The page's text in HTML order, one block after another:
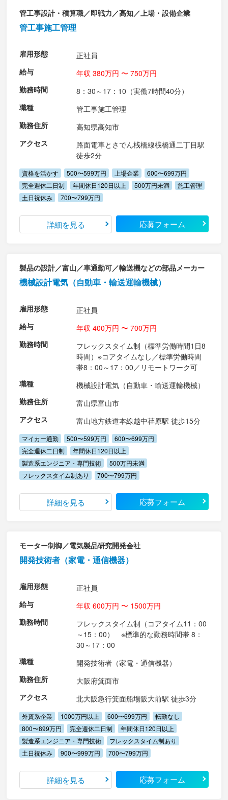
管工事設計・積算職／即戦力／高知／上場・設備企業
管工事施工管理
雇用形態
正社員
給与
年収 380万円 〜 750万円
勤務時間
8：30～17：10（実働7時間40分）
職種
管工事施工管理
勤務住所
高知県高知市
アクセス
路面電車とさでん桟橋線桟橋通二丁目駅
徒歩2分
資格を活かす 500〜599万円 上場企業
600〜699万円
完全週休二日制
年間休日120日以上 500万円未満
施工管理
土日祝休み
700〜799万円
詳細を見る 応募フォーム
製品の設計／富山／車通勤可／輸送機などの部品メーカー
機械設計電気（自動車・輸送運輸機械）
雇用形態
正社員
給与
年収 400万円 〜 700万円
勤務時間
フレックスタイム制（標準労働時間1日8
時間）※コアタイムなし／標準労働時間
帯8：00～17：00／リモートワーク可
職種
機械設計電気（自動車・輸送運輸機械）
勤務住所
富山県富山市
アクセス
富山地方鉄道本線越中荏原駅 徒歩15分
マイカー通勤 500〜599万円
600〜699万円
完全週休二日制
年間休日120日以上
製造系エンジニア・専門技術
500万円未満
フレックスタイム制あり
700〜799万円
詳細を見る 応募フォーム
モーター制御／電気製品研究開発会社
開発技術者（家電・通信機器）
雇用形態
正社員
給与
年収 600万円 〜 1500万円
勤務時間
フレックスタイム制（コアタイム11：00
～15：00） ※標準的な勤務時間帯 8：
30～17：00
職種
開発技術者（家電・通信機器）
勤務住所
大阪府箕面市
アクセス
北大阪急行箕面船場阪大前駅 徒歩3分
外資系企業 1000万円以上 600〜699万円
転勤なし
800〜899万円
完全週休二日制
年間休日120日以上
製造系エンジニア・専門技術
フレックスタイム制あり
土日祝休み
900〜999万円 700〜799万円
詳細を見る 応募フォーム